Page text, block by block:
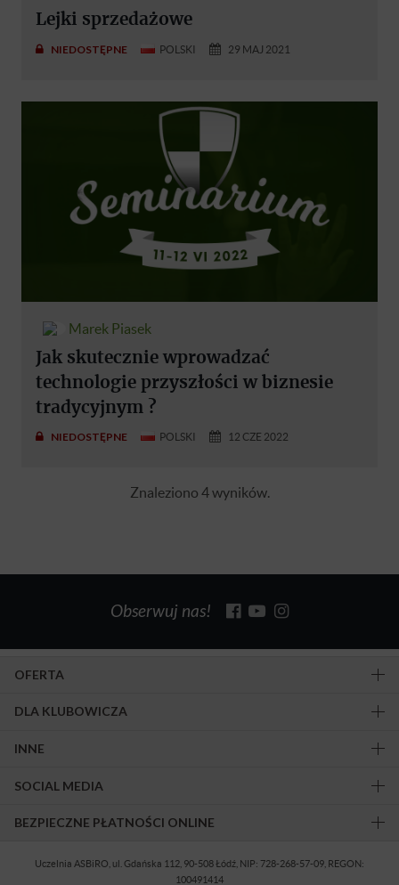
Lejki sprzedażowe
NIEDOSTĘPNE POLSKI 29 MAJ 2021
Marek Piasek
Jak skutecznie wprowadzać
technologie przyszłości w biznesie
tradycyjnym ?
NIEDOSTĘPNE POLSKI 12 CZE 2022
Znaleziono 4 wyników.
Obserwuj nas!
OFERTA
DLA KLUBOWICZA
INNE
SOCIAL MEDIA
BEZPIECZNE PŁATNOŚCI ONLINE
Uczelnia ASBiRO, ul. Gdańska 112, 90-508 Łódź, NIP: 728-268-57-09, REGON:
100491414